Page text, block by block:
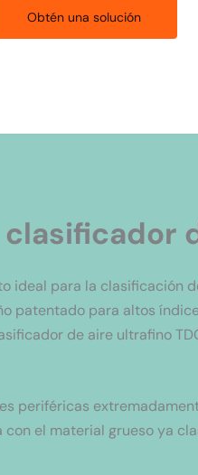
Obtén una solución
ideal para la clasificación
patentado para altos
de aire ultrafino
periféricas
el material grueso ya